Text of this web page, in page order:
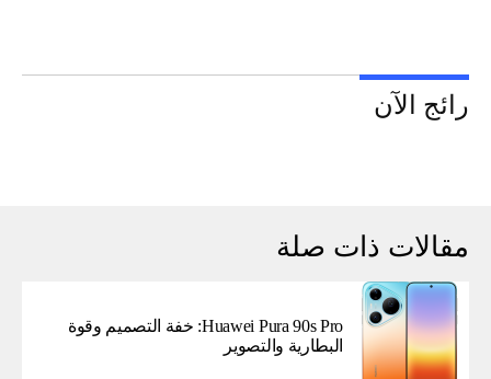
رائج الآن
مقالات ذات صلة
Huawei Pura 90s Pro: خفة التصميم وقوة
البطارية والتصوير